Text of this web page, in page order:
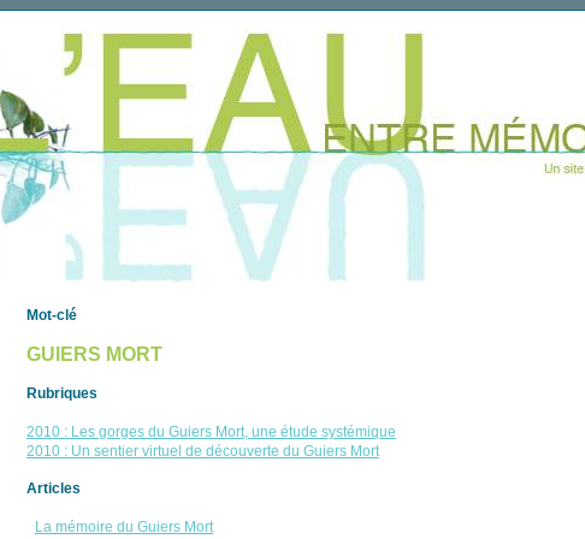
Mot-clé
GUIERS MORT
Rubriques
2010 : Les gorges du Guiers Mort, une étude systémique
2010 : Un sentier virtuel de découverte du Guiers Mort
Articles
La mémoire du Guiers Mort